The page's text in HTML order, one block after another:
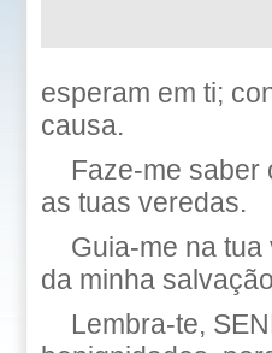
esperam em ti;
causa.
Faze-me saber
as tuas veredas.
Guia-me na
da minha
Lembra-te,